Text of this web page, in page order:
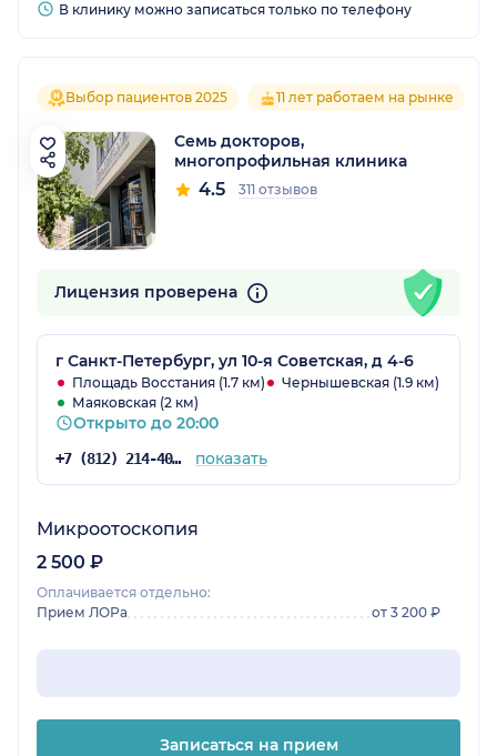
В клинику можно записаться только по телефону
Выбор пациентов 2025 11 лет работаем на рынке
Семь докторов,
многопрофильная клиника
4.5 311 отзывов
Лицензия проверена
г Санкт-Петербург, ул 10-я Советская, д 4-6
Площадь Восстания (1.7 км)
Чернышевская (1.9 км)
Маяковская (2 км)
Открыто до 20:00
+7 (812) 214-40-32 показать
Микроотоскопия
2 500 ₽
Оплачивается отдельно:
Прием ЛОРа
от 3 200 ₽
Записаться на прием